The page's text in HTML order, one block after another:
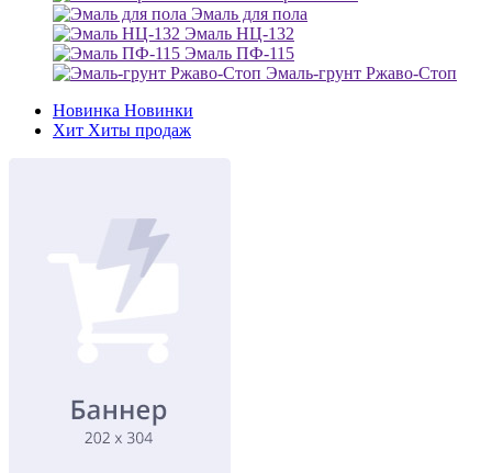
Эмаль для пола
Эмаль НЦ-132
Эмаль ПФ-115
Эмаль-грунт Ржаво-Стоп
Новинка Новинки
Хит Хиты продаж